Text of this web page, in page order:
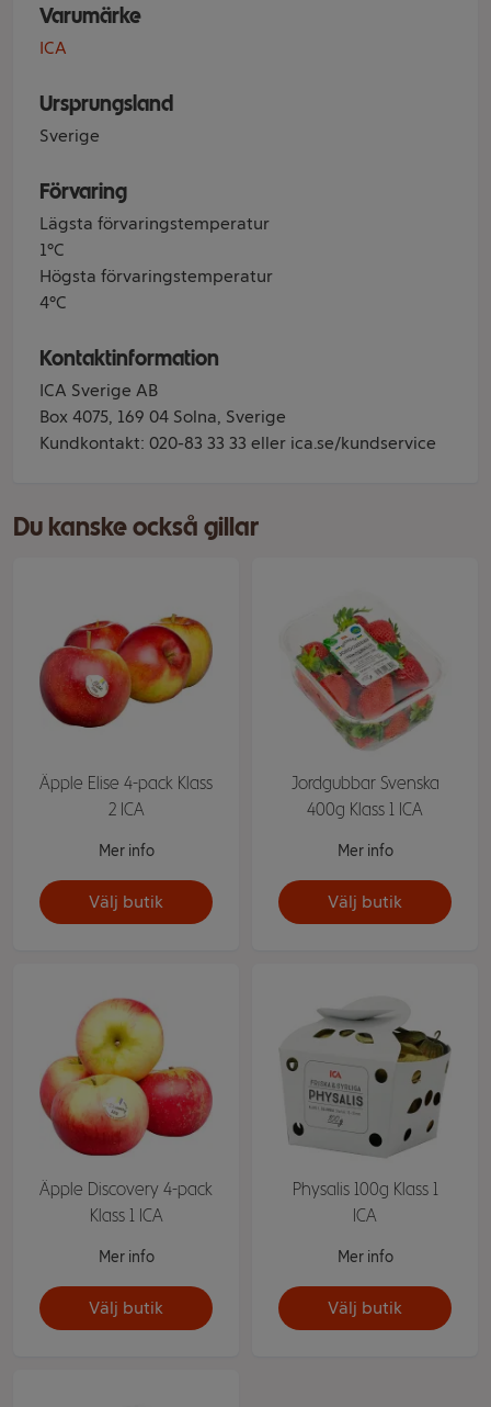
Varumärke
ICA
Ursprungsland
Sverige
Förvaring
Lägsta förvaringstemperatur
1°C
Högsta förvaringstemperatur
4°C
Kontaktinformation
ICA Sverige AB
Box 4075, 169 04 Solna, Sverige
Kundkontakt: 020-83 33 33 eller ica.se/kundservice
Du kanske också gillar
Äpple Elise 4-pack Klass
2 ICA
Mer info
Välj butik
Jordgubbar Svenska
400g Klass 1 ICA
Mer info
Välj butik
Äpple Discovery 4-pack
Klass 1 ICA
Mer info
Välj butik
Physalis 100g Klass 1
ICA
Mer info
Välj butik